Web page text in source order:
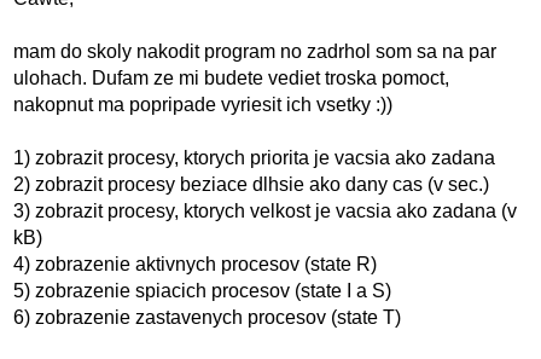
mam do skoly nakodit program no zadrhol som sa na par
ulohach. Dufam ze mi budete vediet troska pomoct,
nakopnut ma popripade vyriesit ich vsetky :))
1) zobrazit procesy, ktorych priorita je vacsia ako zadana
2) zobrazit procesy beziace dlhsie ako dany cas (v sec.)
3) zobrazit procesy, ktorych velkost je vacsia ako zadana (v
kB)
4) zobrazenie aktivnych procesov (state R)
5) zobrazenie spiacich procesov (state I a S)
6) zobrazenie zastavenych procesov (state T)